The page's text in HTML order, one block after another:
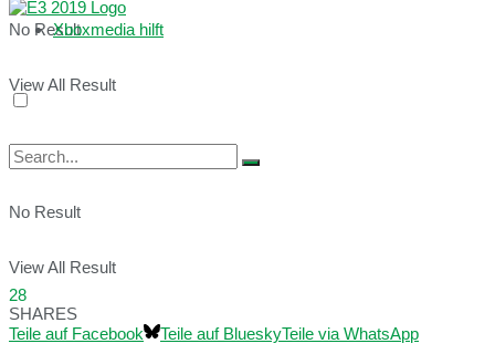
No Result
View All Result
Xboxmedia hilft
No Result
View All Result
28
SHARES
Teile auf Facebook
Teile auf BlueskyTeile via WhatsApp